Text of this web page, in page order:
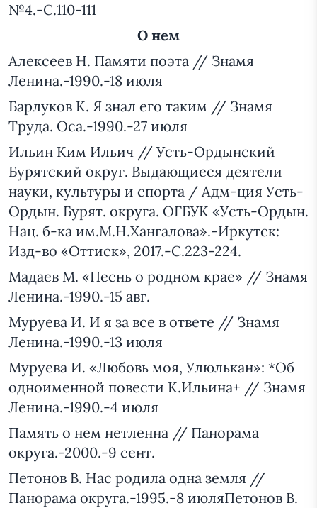
№4.-С.110-111
О нем
Алексеев Н. Памяти поэта // Знамя
Ленина.-1990.-18 июля
Барлуков К. Я знал его таким // Знамя
Труда. Оса.-1990.-27 июля
Ильин Ким Ильич // Усть-Ордынский
Бурятский округ. Выдающиеся деятели
науки, культуры и спорта / Адм-ция Усть-
Ордын. Бурят. округа. ОГБУК «Усть-Ордын.
Нац. б-ка им.М.Н.Хангалова».-Иркутск:
Изд-во «Оттиск», 2017.-С.223-224.
Мадаев М. «Песнь о родном крае» // Знамя
Ленина.-1990.-15 авг.
Муруева И. И я за все в ответе // Знамя
Ленина.-1990.-13 июля
Муруева И. «Любовь моя, Улюлькан»: *Об
одноименной повести К.Ильина+ // Знамя
Ленина.-1990.-4 июля
Память о нем нетленна // Панорама
округа.-2000.-9 сент.
Петонов В. Нас родила одна земля //
Панорама округа.-1995.-8 июляПетонов В.